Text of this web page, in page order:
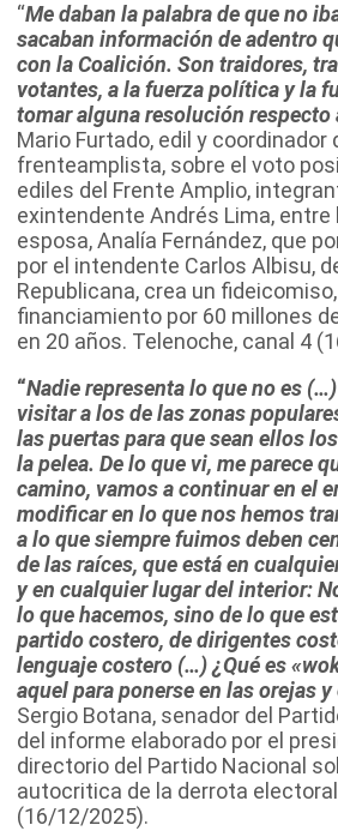
“Me daban la palabra de que no
sacaban información de adentro
con la Coalición. Son traidores,
votantes, a la fuerza política y la
tomar alguna resolución respecto
Mario Furtado, edil y coordinador
frenteamplista, sobre el voto
ediles del Frente Amplio,
exintendente Andrés Lima,
esposa, Analía Fernández, que
por el intendente Carlos Albisu,
Republicana, crea un
financiamiento por 60 millones
en 20 años. Telenoche, canal 4
“Nadie representa lo que no es
visitar a los de las zonas
las puertas para que sean ellos
la pelea. De lo que vi, me parece
camino, vamos a continuar en el
modificar en lo que nos hemos
a lo que siempre fuimos deben
de las raíces, que está en
y en cualquier lugar del interior:
lo que hacemos, sino de lo que
partido costero, de dirigentes
lenguaje costero (…) ¿Qué es
aquel para ponerse en las orejas
Sergio Botana, senador del
del informe elaborado por el
directorio del Partido Nacional
autocritica de la derrota electoral
(16/12/2025).